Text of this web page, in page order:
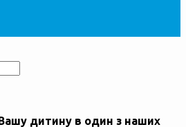
дитину в один з наших